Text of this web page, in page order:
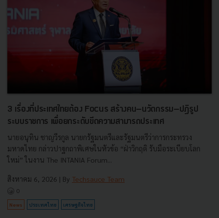
3 เรื่องที่ประเทศไทยต้อง Focus สร้างคน–นวัตกรรม–ปฏิรูป
ระบบราชการ เพื่อยกระดับขีดความสามารถประเทศ
นายอนุทิน ชาญวีรกูล นายกรัฐมนตรีและรัฐมนตรีว่าการกระทรวง
มหาดไทย กล่าวปาฐกถาพิเศษในหัวข้อ “ฝ่าวิกฤติ รับมือระเบียบโลก
ใหม่” ในงาน The INTANIA Forum...
สิงหาคม 6, 2026 | By Techsauce Team
0
News ประเทศไทย เศรษฐกิจไทย